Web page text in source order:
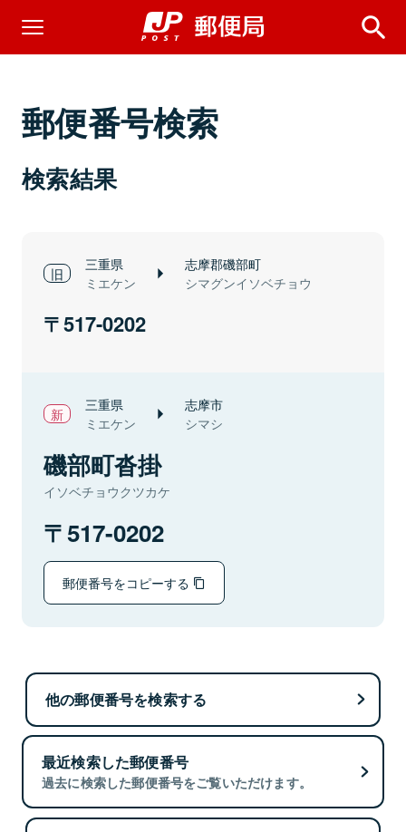
郵便番号検索
検索結果
三重県
ミエケン
志摩郡磯部町
シマグンイソベチョウ
517-0202
三重県
ミエケン
志摩市
シマシ
磯部町沓掛
イソベチョウクツカケ
517-0202
郵便番号をコピーする
他の郵便番号を検索する
最近検索した郵便番号
過去に検索した郵便番号をご覧いただけます。